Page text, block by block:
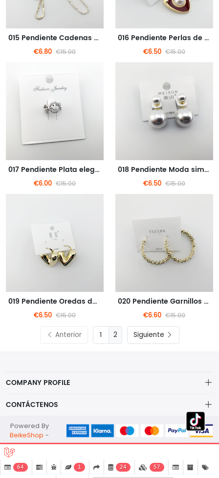
015 Pendiente Cadenas de metal con forma de corazón con estilo simple
€6.80 €15.00
016 Pendiente Perlas de metal para negocios de moda
€6.50 €15.00
017 Pendiente Plata elegante y minimalista
€6.00 €15.00
018 Pendiente Moda simple brillante tipo de perla
€6.50 €15.00
019 Pendiente Oredas de metal de estilo corazón de oro
€6.50 €15.00
020 Pendiente Garnillos de auriculares con forma de corona de metal
€6.60 €15.00
Anterior 2 Siguiente
COMPANY PROFILE
CONTÁCTENOS
misol1991@gmail.com
+86 15932669068
Hebei China 050000
Powered By
BeikeShop -
64 1 24 57